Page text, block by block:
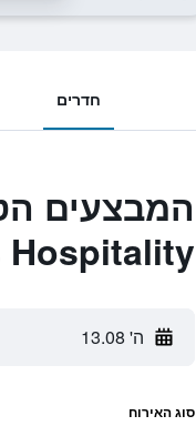
חדרים
Hospitality
ה' 13.08
סוג האירוח